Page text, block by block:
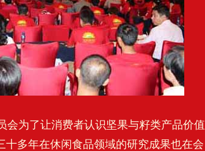
为了让消费者认识坚果与籽类产品价值
多年在休闲食品领域的研究成果也在会